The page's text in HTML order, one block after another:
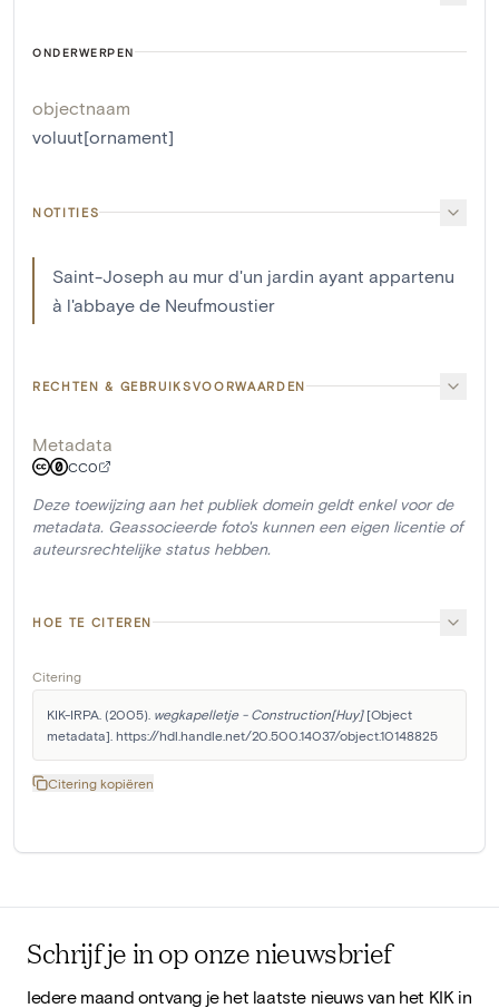
ONDERWERPEN
objectnaam
voluut[ornament]
NOTITIES
Saint-Joseph au mur d'un jardin ayant appartenu
à l'abbaye de Neufmoustier
RECHTEN & GEBRUIKSVOORWAARDEN
Metadata
CC0
Deze toewijzing aan het publiek domein geldt enkel voor de
metadata. Geassocieerde foto's kunnen een eigen licentie of
auteursrechtelijke status hebben.
HOE TE CITEREN
Citering
KIK-IRPA. (2005). wegkapelletje - Construction[Huy] [Object
metadata]. https://hdl.handle.net/20.500.14037/object.10148825
Citering kopiëren
Schrijf je in op onze nieuwsbrief
Iedere maand ontvang je het laatste nieuws van het KIK in